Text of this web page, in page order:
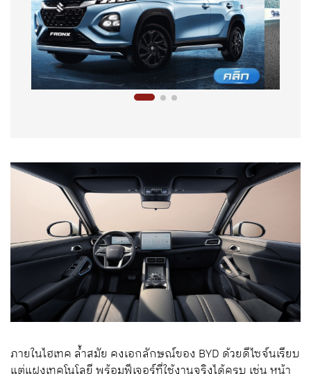
ภายในไฮเทค ล้ำสมัย คงเอกลักษณ์ของ BYD ด้วยดีไซจ์นเรียบ